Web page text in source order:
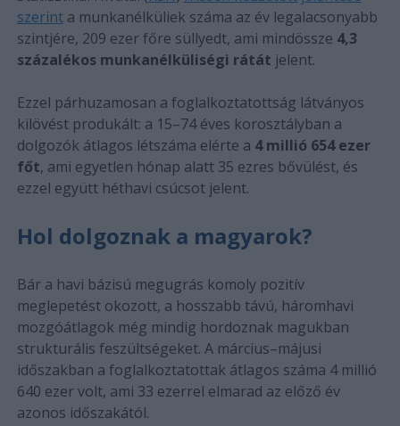
szerinta munkanélküliek száma az év legalacsonyabb
szintjére, 209 ezer főre süllyedt, ami mindössze 4,3
százalékos munkanélküliségi rátát jelent.
Ezzel párhuzamosan a foglalkoztatottság látványos
kilövést produkált: a 15–74 éves korosztályban a
dolgozók átlagos létszáma elérte a 4 millió 654 ezer
főt, ami egyetlen hónap alatt 35 ezres bővülést, és
ezzel együtt héthavi csúcsot jelent.
Hol dolgoznak a magyarok?
Bár a havi bázisú megugrás komoly pozitív
meglepetést okozott, a hosszabb távú, háromhavi
mozgóátlagok még mindig hordoznak magukban
strukturális feszültségeket. A március–májusi
időszakban a foglalkoztatottak átlagos száma 4 millió
640 ezer volt, ami 33 ezerrel elmarad az előző év
azonos időszakától.